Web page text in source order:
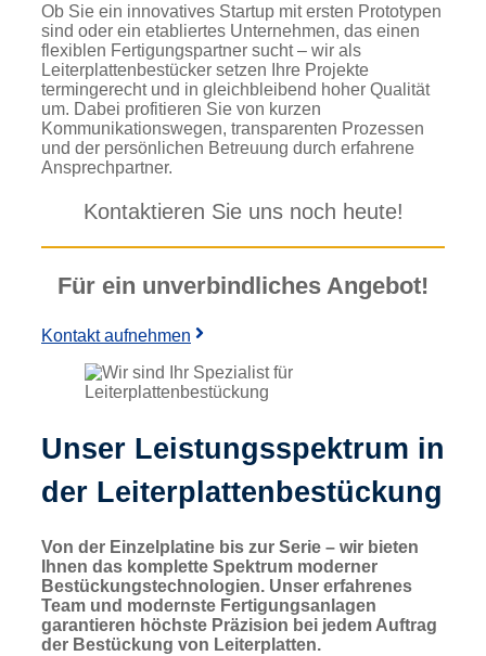
Ob Sie ein innovatives Startup mit ersten Prototypen
sind oder ein etabliertes Unternehmen, das einen
flexiblen Fertigungspartner sucht – wir als
Leiterplattenbestücker setzen Ihre Projekte
termingerecht und in gleichbleibend hoher Qualität
um. Dabei profitieren Sie von kurzen
Kommunikationswegen, transparenten Prozessen
und der persönlichen Betreuung durch erfahrene
Ansprechpartner.
Kontaktieren Sie uns noch heute!
Für ein unverbindliches Angebot!
Kontakt aufnehmen
Unser Leistungsspektrum in
der Leiterplattenbestückung
Von der Einzelplatine bis zur Serie – wir bieten
Ihnen das komplette Spektrum moderner
Bestückungstechnologien. Unser erfahrenes
Team und modernste Fertigungsanlagen
garantieren höchste Präzision bei jedem Auftrag
der Bestückung von Leiterplatten.